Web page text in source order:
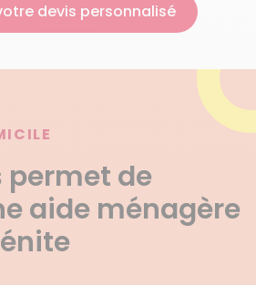
devis personnalisé
permet de
aide ménagère